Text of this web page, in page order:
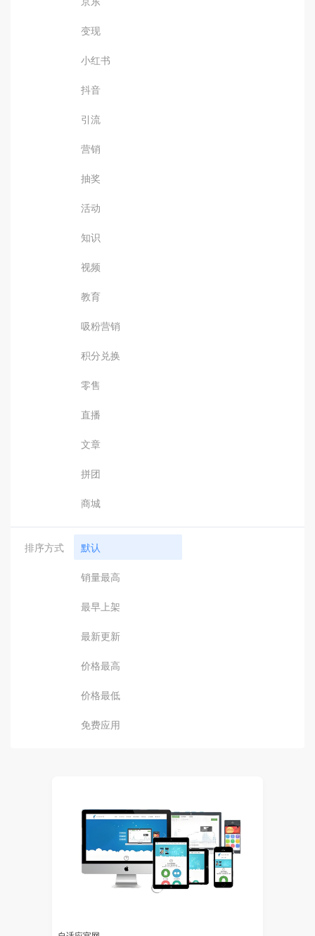
变现
小红书
抖音
引流
营销
抽奖
活动
知识
视频
教育
吸粉营销
积分兑换
零售
直播
文章
拼团
商城
排序方式 默认
销量最高
最早上架
最新更新
价格最高
价格最低
免费应用